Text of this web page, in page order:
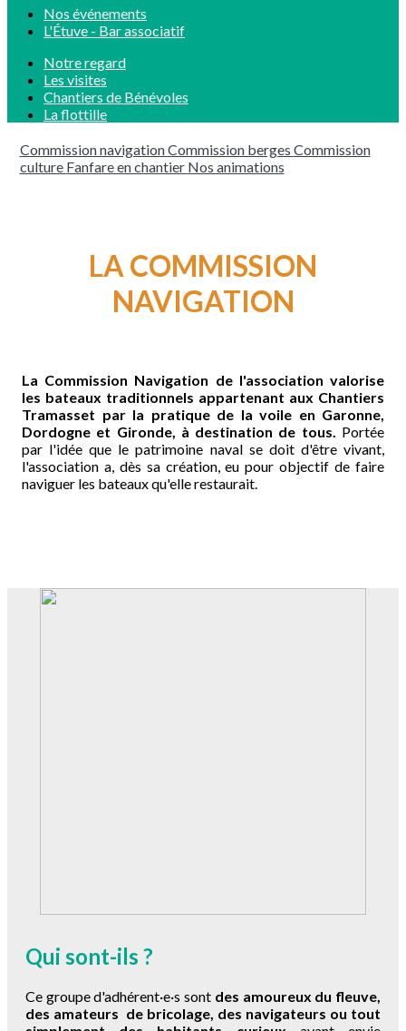
Nos événements
L'Étuve - Bar associatif
Notre regard
Les visites
Chantiers de Bénévoles
La flottille
Commission navigationCommission berges Commission
culture Fanfare en chantier Nos animations
LA COMMISSION
NAVIGATION
La Commission Navigation de l'association valorise
les bateaux traditionnels appartenant aux Chantiers
Tramasset par la pratique de la voile en Garonne,
Dordogne et Gironde, à destination de tous. Portée
par l'idée que le patrimoine naval se doit d'être vivant,
l'association a, dès sa création, eu pour objectif de faire
naviguer les bateaux qu'elle restaurait.
Qui sont-ils ?
Ce groupe d'adhérent·e·s sont des amoureux du fleuve,
des amateurs de bricolage, des navigateurs ou tout